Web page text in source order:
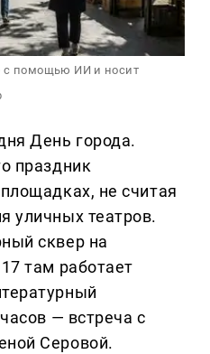
с помощью ИИ и носит
День города.
праздник
не считая
уличных театров.
сквер на
там работает
— встреча с
Серовой.